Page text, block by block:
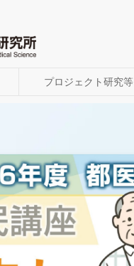
プロジェクト研究等